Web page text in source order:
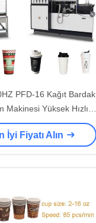
PFD-16 Kağıt Bardak
Makinesi Yüksek Hızlı
Bardak Makinesi
İyi Fiyatı Alın